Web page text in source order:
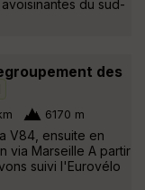
du sud-
des
6170 m
V84, ensuite en
via Marseille A partir
suivi l'Eurovélo